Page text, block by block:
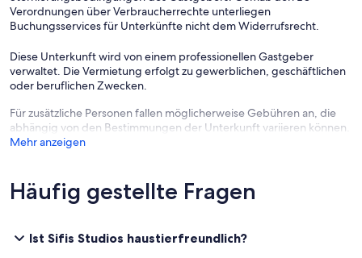
Verordnungen über Verbraucherrechte unterliegen
Buchungsservices für Unterkünfte nicht dem Widerrufsrecht.
Diese Unterkunft wird von einem professionellen Gastgeber
verwaltet. Die Vermietung erfolgt zu gewerblichen, geschäftlichen
oder beruflichen Zwecken.
Für zusätzliche Personen fallen möglicherweise Gebühren an, die
abhängig von den Bestimmungen der Unterkunft variieren können.
Mehr anzeigen
Häufig gestellte Fragen
Ist Sifis Studios haustierfreundlich?